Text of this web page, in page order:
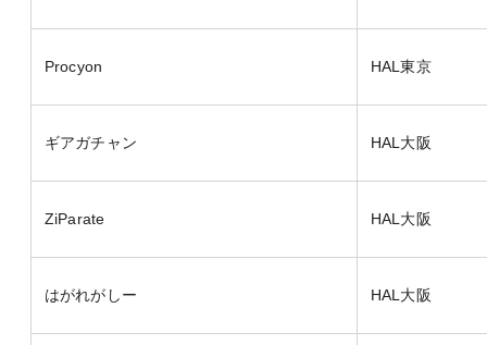
Procyon HAL東京
ギアガチャン HAL大阪
ZiParate HAL大阪
はがれがしー HAL大阪